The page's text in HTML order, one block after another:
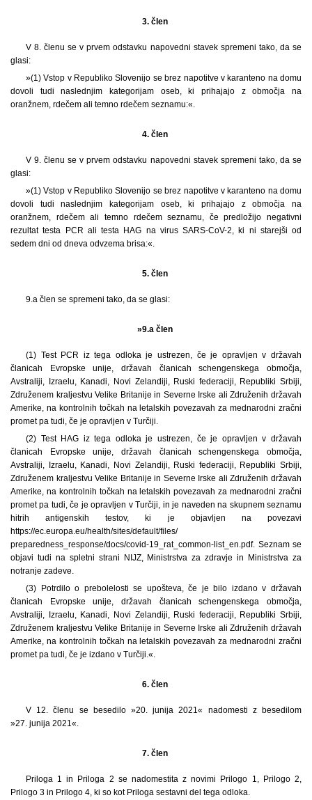
3. člen
V 8. členu se v prvem odstavku napovedni stavek spremeni tako, da se
glasi:
»(1) Vstop v Republiko Slovenijo se brez napotitve v karanteno na domu
dovoli tudi naslednjim kategorijam oseb, ki prihajajo z območja na
oranžnem, rdečem ali temno rdečem seznamu:«.
4. člen
V 9. členu se v prvem odstavku napovedni stavek spremeni tako, da se
glasi:
»(1) Vstop v Republiko Slovenijo se brez napotitve v karanteno na domu
dovoli tudi naslednjim kategorijam oseb, ki prihajajo z območja na
oranžnem, rdečem ali temno rdečem seznamu, če predložijo negativni
rezultat testa PCR ali testa HAG na virus SARS-CoV-2, ki ni starejši od
sedem dni od dneva odvzema brisa:«.
5. člen
9.a člen se spremeni tako, da se glasi:
»9.a člen
(1) Test PCR iz tega odloka je ustrezen, če je opravljen v državah
članicah Evropske unije, državah članicah schengenskega območja,
Avstraliji, Izraelu, Kanadi, Novi Zelandiji, Ruski federaciji, Republiki Srbiji,
Združenem kraljestvu Velike Britanije in Severne Irske ali Združenih državah
Amerike, na kontrolnih točkah na letalskih povezavah za mednarodni zračni
promet pa tudi, če je opravljen v Turčiji.
(2) Test HAG iz tega odloka je ustrezen, če je opravljen v državah
članicah Evropske unije, državah članicah schengenskega območja,
Avstraliji, Izraelu, Kanadi, Novi Zelandiji, Ruski federaciji, Republiki Srbiji,
Združenem kraljestvu Velike Britanije in Severne Irske ali Združenih državah
Amerike, na kontrolnih točkah na letalskih povezavah za mednarodni zračni
promet pa tudi, če je opravljen v Turčiji, in je naveden na skupnem seznamu
hitrih antigenskih testov, ki je objavljen na povezavi
https://ec.europa.eu/health/sites/default/files/
preparedness_response/docs/covid-19_rat_common-list_en.pdf. Seznam se
objavi tudi na spletni strani NIJZ, Ministrstva za zdravje in Ministrstva za
notranje zadeve.
(3) Potrdilo o prebolelosti se upošteva, če je bilo izdano v državah
članicah Evropske unije, državah članicah schengenskega območja,
Avstraliji, Izraelu, Kanadi, Novi Zelandiji, Ruski federaciji, Republiki Srbiji,
Združenem kraljestvu Velike Britanije in Severne Irske ali Združenih državah
Amerike, na kontrolnih točkah na letalskih povezavah za mednarodni zračni
promet pa tudi, če je izdano v Turčiji.«.
6. člen
V 12. členu se besedilo »20. junija 2021« nadomesti z besedilom
»27. junija 2021«.
7. člen
Priloga 1 in Priloga 2 se nadomestita z novimi Prilogo 1, Prilogo 2,
Prilogo 3 in Prilogo 4, ki so kot Priloga sestavni del tega odloka.